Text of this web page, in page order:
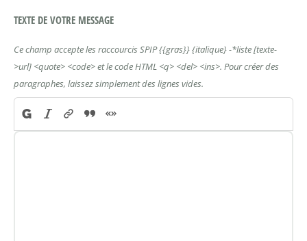
TEXTE DE VOTRE MESSAGE
Ce champ accepte les raccourcis SPIP{{gras}}{italique}-*liste[texte-
>url] <quote> <code>et le code HTML <q> <del> <ins>. Pour créer des
paragraphes, laissez simplement des lignes vides.